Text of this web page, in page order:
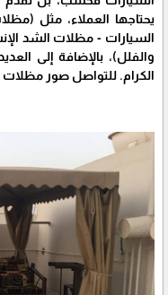
يحتاجها العملاء، مثل
السيارات - مظلات الشد
والفلل)، بالإضافة إلى
الكرام. للتواصل صور